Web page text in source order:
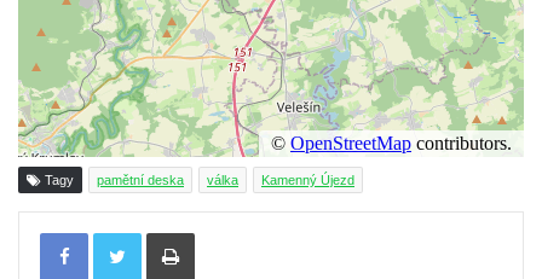
Kenotaf Pepiho Meisela na hřbitově v
Dolním Podluží
Kenotaf Leopolda Malata na hřbitově v
Dolním Podluží
Kenotaf Antona Klause na hřbitově v
Dolním Podluží
Dolním Podluží
Tagy pamětní deska válka Kamenný Újezd
Tisknout